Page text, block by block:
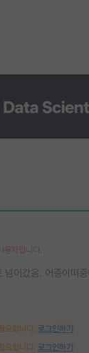
용자입니다.
넘어갔음. 어중이떠
요합니다. 로그인하기
요합니다. 로그인하기